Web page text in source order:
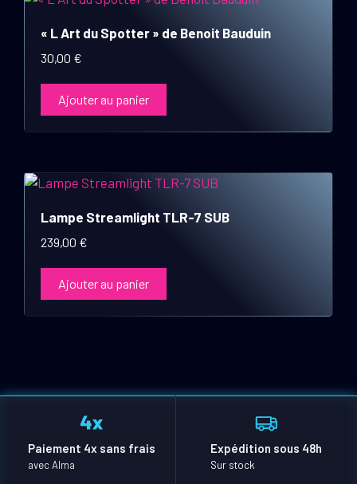
« L Art du Spotter » de Benoit Bauduin
30,00 €
Ajouter au panier
Lampe Streamlight TLR-7 SUB
239,00 €
Ajouter au panier
Paiement 4x sans frais
avec Alma
Expédition sous 48h
Sur stock